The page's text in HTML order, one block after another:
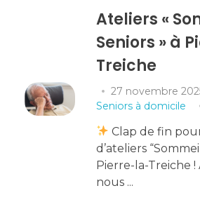
Ateliers «
Seniors » à
Treiche
27 novembre
Seniors à domicile
Clap de fin
d’ateliers
Pierre-la-Treiche !
nous ...